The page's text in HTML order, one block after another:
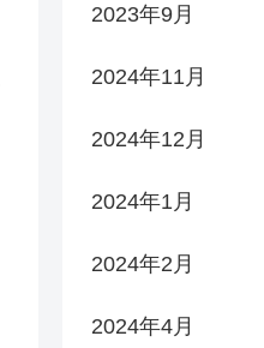
2023年9月
2024年11月
2024年12月
2024年1月
2024年2月
2024年4月